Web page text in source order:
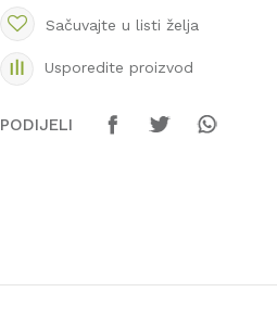
Sačuvajte u listi želja
Usporedite proizvod
PODIJELI